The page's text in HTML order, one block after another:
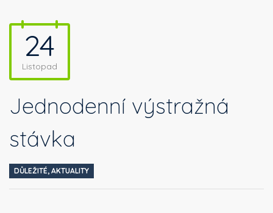
24
Listopad
Jednodenní výstražná
stávka
DŮLEŽITÉ, AKTUALITY